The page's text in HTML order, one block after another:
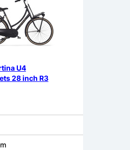
U4
28 inch R3